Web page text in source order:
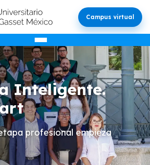
Campus virtual
Inteligente.
profesional empieza